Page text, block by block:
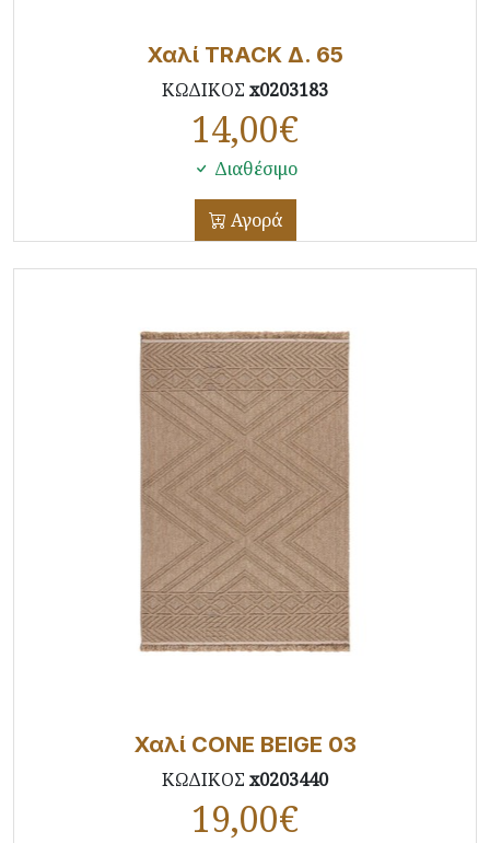
Χαλί TRACK Δ. 65
ΚΩΔΙΚΟΣ x0203183
14,00€
Διαθέσιμο
Αγορά
Χαλί CONE BEIGE 03
ΚΩΔΙΚΟΣ x0203440
19,00€